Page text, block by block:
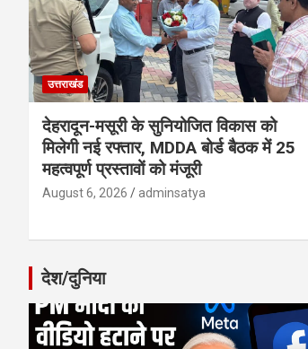
उत्तराखंड
देहरादून-मसूरी के सुनियोजित विकास को
मिलेगी नई रफ्तार, MDDA बोर्ड बैठक में 25
महत्वपूर्ण प्रस्तावों को मंजूरी
August 6, 2026 adminsatya
देश/दुनिया